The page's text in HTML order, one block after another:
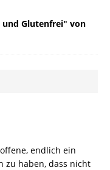
und Glutenfrei" von
endlich ein
zu haben, dass nicht